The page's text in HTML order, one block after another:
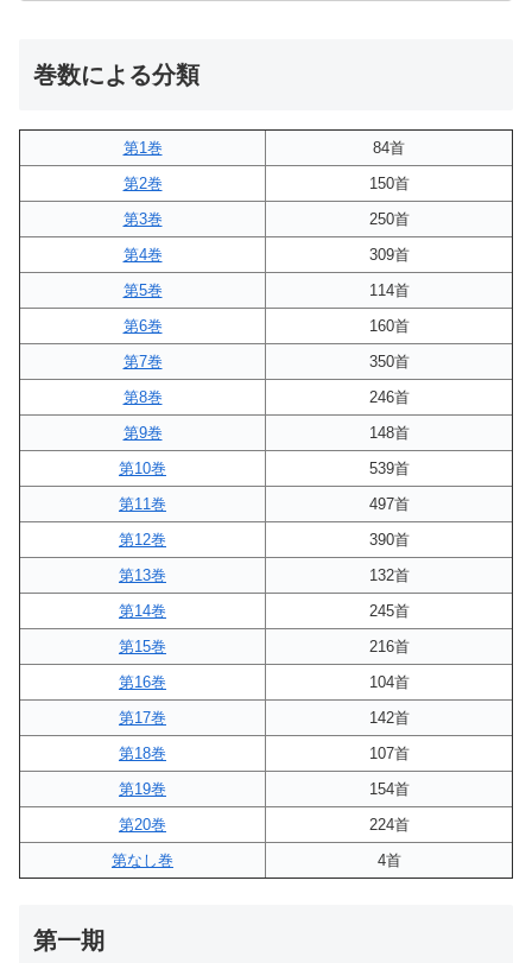
巻数による分類
第1巻
84首
第2巻
150首
第3巻
250首
第4巻
309首
第5巻
114首
第6巻
160首
第7巻
350首
第8巻
246首
第9巻
148首
第10巻
539首
第11巻
497首
第12巻
390首
第13巻
132首
第14巻
245首
第15巻
216首
第16巻
104首
第17巻
142首
第18巻
107首
第19巻
154首
第20巻
224首
第なし巻
4首
第一期